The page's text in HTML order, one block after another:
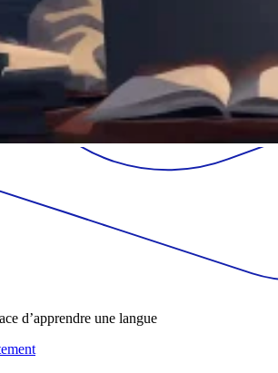
d’apprendre une langue